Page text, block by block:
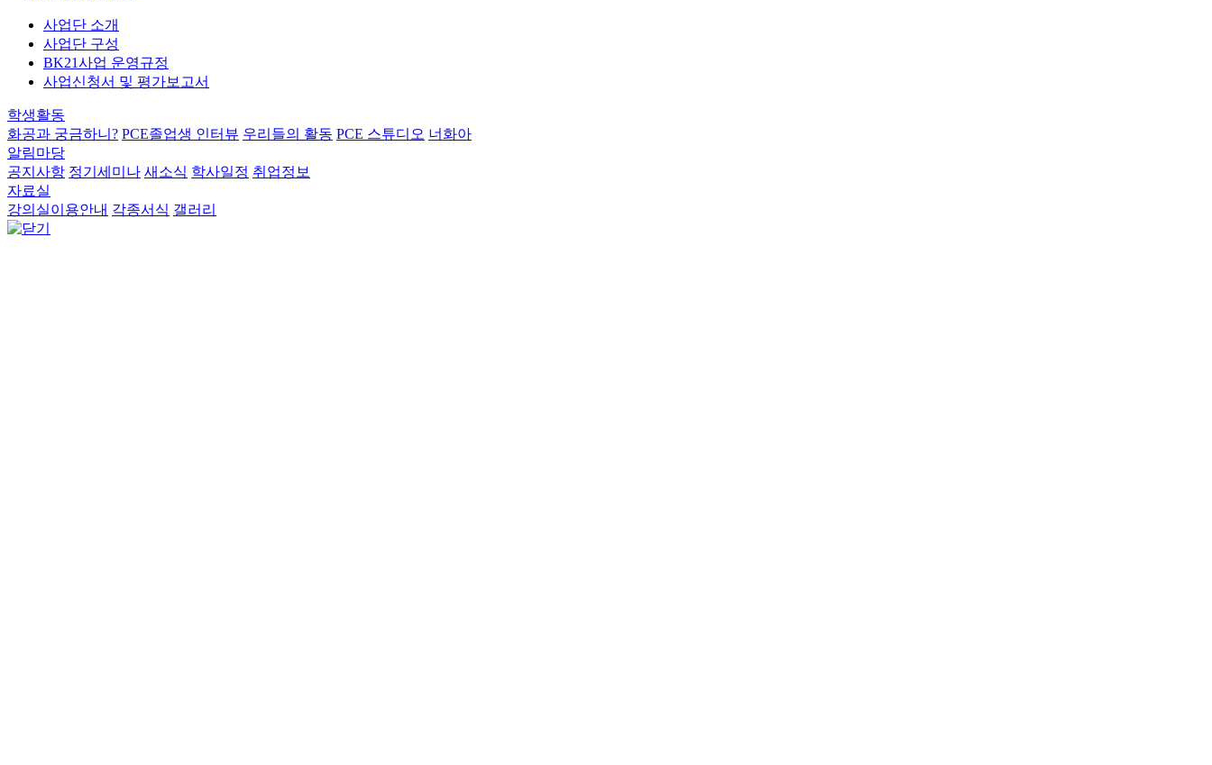
사업단 소개
사업단 구성
BK21사업 운영규정
사업신청서 및 평가보고서
학생활동
화공과 궁금하니? PCE졸업생 인터뷰 우리들의 활동 PCE 스튜디오 너화아
알림마당
공지사항 정기세미나 새소식 학사일정 취업정보
자료실
강의실이용안내 각종서식 갤러리